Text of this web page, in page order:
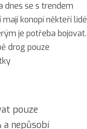
dnes se s trendem
konopí někteří lidé
je potřeba bojovat.
drog pouze
pouze
a nepůsobí